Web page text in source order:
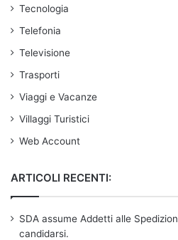
Tecnologia
Telefonia
Televisione
Trasporti
Viaggi e Vacanze
Villaggi Turistici
Web Account
ARTICOLI RECENTI:
SDA assume Addetti alle
candidarsi.